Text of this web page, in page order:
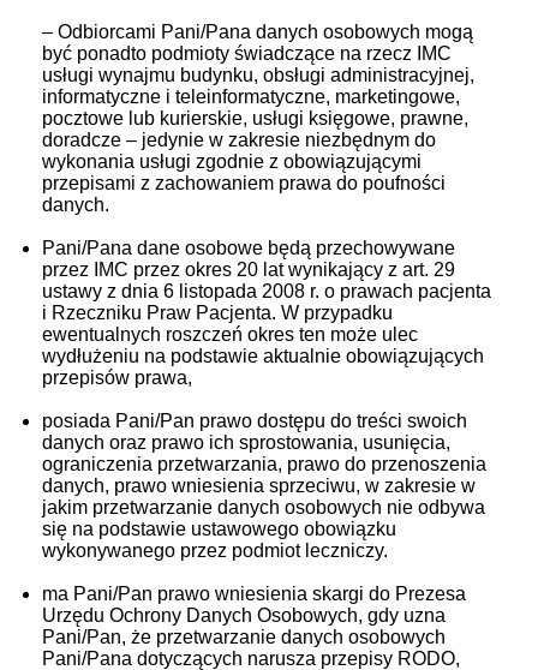
– Odbiorcami Pani/Pana danych osobowych mogą
być ponadto podmioty świadczące na rzecz IMC
usługi wynajmu budynku, obsługi administracyjnej,
informatyczne i teleinformatyczne, marketingowe,
pocztowe lub kurierskie, usługi księgowe, prawne,
doradcze – jedynie w zakresie niezbędnym do
wykonania usługi zgodnie z obowiązującymi
przepisami z zachowaniem prawa do poufności
danych.
Pani/Pana dane osobowe będą przechowywane
przez IMC przez okres 20 lat wynikający z art. 29
ustawy z dnia 6 listopada 2008 r. o prawach pacjenta
i Rzeczniku Praw Pacjenta. W przypadku
ewentualnych roszczeń okres ten może ulec
wydłużeniu na podstawie aktualnie obowiązujących
przepisów prawa,
posiada Pani/Pan prawo dostępu do treści swoich
danych oraz prawo ich sprostowania, usunięcia,
ograniczenia przetwarzania, prawo do przenoszenia
danych, prawo wniesienia sprzeciwu, w zakresie w
jakim przetwarzanie danych osobowych nie odbywa
się na podstawie ustawowego obowiązku
wykonywanego przez podmiot leczniczy.
ma Pani/Pan prawo wniesienia skargi do Prezesa
Urzędu Ochrony Danych Osobowych, gdy uzna
Pani/Pan, że przetwarzanie danych osobowych
Pani/Pana dotyczących narusza przepisy RODO,